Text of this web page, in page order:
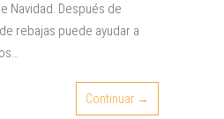
Navidad. Después de
rebajas puede ayudar a
Continuar →